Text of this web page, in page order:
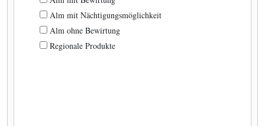
Alm mit Nächtigungsmöglichkeit
Alm ohne Bewirtung
Regionale Produkte